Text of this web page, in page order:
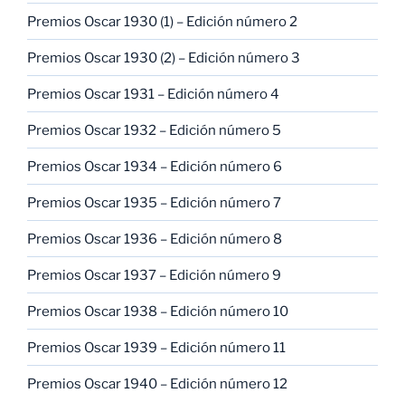
Premios Oscar 1930 (1) – Edición número 2
Premios Oscar 1930 (2) – Edición número 3
Premios Oscar 1931 – Edición número 4
Premios Oscar 1932 – Edición número 5
Premios Oscar 1934 – Edición número 6
Premios Oscar 1935 – Edición número 7
Premios Oscar 1936 – Edición número 8
Premios Oscar 1937 – Edición número 9
Premios Oscar 1938 – Edición número 10
Premios Oscar 1939 – Edición número 11
Premios Oscar 1940 – Edición número 12